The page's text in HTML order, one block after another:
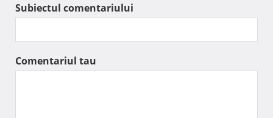
Subiectul comentariului
Comentariul tau